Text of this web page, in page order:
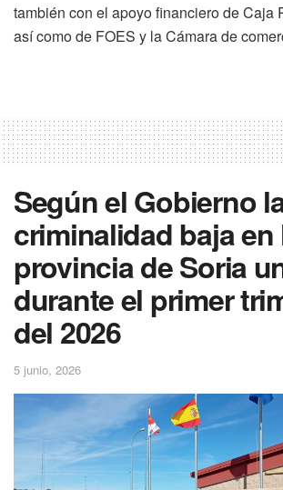
también con el apoyo financiero de Caja
así como de FOES y la Cámara de
Según el Gobierno
criminalidad baja en
provincia de Soria
durante el primer
del 2026
5 junio, 2026